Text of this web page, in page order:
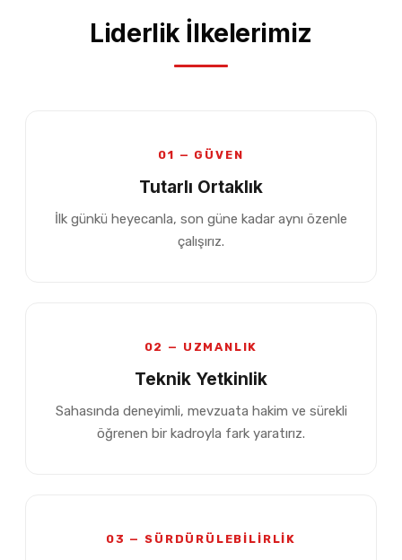
Liderlik İlkelerimiz
01 — GÜVEN
Tutarlı Ortaklık
İlk günkü heyecanla, son güne kadar aynı özenle
çalışırız.
02 — UZMANLIK
Teknik Yetkinlik
Sahasında deneyimli, mevzuata hakim ve sürekli
öğrenen bir kadroyla fark yaratırız.
03 — SÜRDÜRÜLEBİLİRLİK